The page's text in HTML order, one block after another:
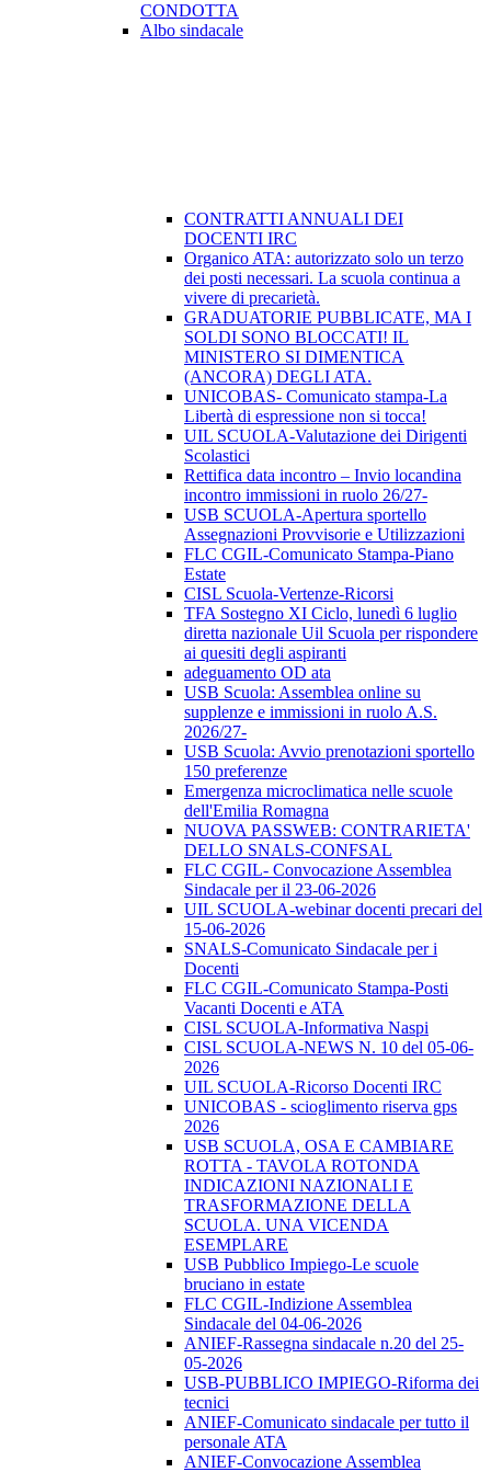
CONDOTTA
Albo sindacale
CONTRATTI ANNUALI DEI
DOCENTI IRC
Organico ATA: autorizzato solo un terzo
dei posti necessari. La scuola continua a
vivere di precarietà.
GRADUATORIE PUBBLICATE, MA I
SOLDI SONO BLOCCATI! IL
MINISTERO SI DIMENTICA
(ANCORA) DEGLI ATA.
UNICOBAS- Comunicato stampa-La
Libertà di espressione non si tocca!
UIL SCUOLA-Valutazione dei Dirigenti
Scolastici
Rettifica data incontro – Invio locandina
incontro immissioni in ruolo 26/27-
USB SCUOLA-Apertura sportello
Assegnazioni Provvisorie e Utilizzazioni
FLC CGIL-Comunicato Stampa-Piano
Estate
CISL Scuola-Vertenze-Ricorsi
TFA Sostegno XI Ciclo, lunedì 6 luglio
diretta nazionale Uil Scuola per rispondere
ai quesiti degli aspiranti
adeguamento OD ata
USB Scuola: Assemblea online su
supplenze e immissioni in ruolo A.S.
2026/27-
USB Scuola: Avvio prenotazioni sportello
150 preferenze
Emergenza microclimatica nelle scuole
dell'Emilia Romagna
NUOVA PASSWEB: CONTRARIETA'
DELLO SNALS-CONFSAL
FLC CGIL- Convocazione Assemblea
Sindacale per il 23-06-2026
UIL SCUOLA-webinar docenti precari del
15-06-2026
SNALS-Comunicato Sindacale per i
Docenti
FLC CGIL-Comunicato Stampa-Posti
Vacanti Docenti e ATA
CISL SCUOLA-Informativa Naspi
CISL SCUOLA-NEWS N. 10 del 05-06-
2026
UIL SCUOLA-Ricorso Docenti IRC
UNICOBAS - scioglimento riserva gps
2026
USB SCUOLA, OSA E CAMBIARE
ROTTA - TAVOLA ROTONDA
INDICAZIONI NAZIONALI E
TRASFORMAZIONE DELLA
SCUOLA. UNA VICENDA
ESEMPLARE
USB Pubblico Impiego-Le scuole
bruciano in estate
FLC CGIL-Indizione Assemblea
Sindacale del 04-06-2026
ANIEF-Rassegna sindacale n.20 del 25-
05-2026
USB-PUBBLICO IMPIEGO-Riforma dei
tecnici
ANIEF-Comunicato sindacale per tutto il
personale ATA
ANIEF-Convocazione Assemblea